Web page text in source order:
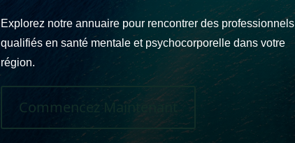
Explorez notre annuaire pour rencontrer des professionnels
qualifiés en santé mentale et psychocorporelle dans votre
région.
Commencez Maintenant